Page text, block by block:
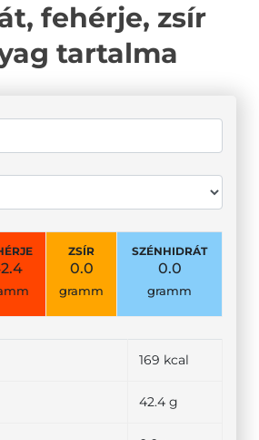
fehérje, zsír
tartalma
ZSÍR
0.0
gramm
SZÉNHIDRÁT
0.0
gramm
169 kcal
42.4 g